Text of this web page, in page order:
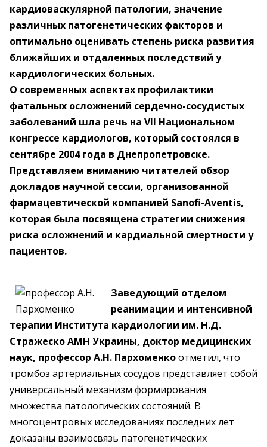
кардиоваскулярной патологии, значение
различных патогенетических факторов и
оптимально оценивать степень риска развития
ближайших и отдаленных последствий у
кардиологических больных.
О современных аспектах профилактики
фатальных осложнений сердечно-сосудистых
заболеваний шла речь на VII Национальном
конгрессе кардиологов, который состоялся в
сентябре 2004 года в Днепропетровске.
Представляем вниманию читателей обзор
докладов научной сессии, организованной
фармацевтической компанией Sanofi-Aventis,
которая была посвящена стратегии снижения
риска осложнений и кардиальной смертности у
пациентов.
Заведующий отделом
реанимации и интенсивной
терапии Института кардиологии им. Н.Д.
Стражеско АМН Украины, доктор медицинских
наук, профессор А.Н. Пархоменкоотметил, что
тромбоз артериальных сосудов представляет собой
универсальный механизм формирования
множества патологических состояний. В
многоцентровых исследованиях последних лет
доказаны взаимосвязь патогенетических